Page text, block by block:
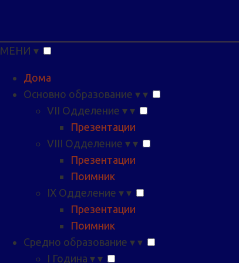
МЕНИ ▾
Дома
Основно образование ▾ ▾
VII Одделение ▾ ▾
Презентации
VIII Одделение ▾ ▾
Презентации
Поимник
IX Одделение ▾ ▾
Презентации
Поимник
Средно образование ▾ ▾
I Година ▾ ▾